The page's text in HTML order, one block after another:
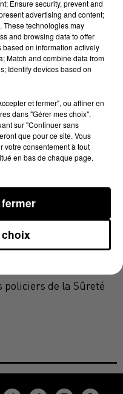
Rugby s'en
ces derniers
Dans un contexte
solidement
pour la bagarre"
de l'enquête qui
: la principale victime
21 jours d'ITT ! Des
enfin la
cette rixe
sept mis en
à vue. Trois sont
en vue d'une
policiers de la Sûreté
Ensure security, prevent and
advertising and content;
These technologies may
and browsing data to offer
on information actively
Match and combine data from
Identify devices based on
et fermer", ou affiner en
dans "Gérer mes choix".
sur "Continuer sans
que pour ce site. Vous
votre consentement à tout
en bas de chaque page.